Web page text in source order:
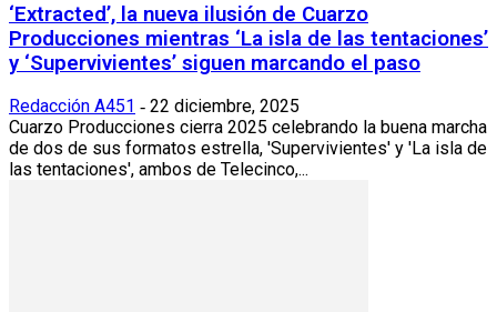
‘Extracted’, la nueva ilusión de Cuarzo
Producciones mientras ‘La isla de las tentaciones’
y ‘Supervivientes’ siguen marcando el paso
Redacción A451 - 22 diciembre, 2025
Cuarzo Producciones cierra 2025 celebrando la buena marcha
de dos de sus formatos estrella, 'Supervivientes' y 'La isla de
las tentaciones', ambos de Telecinco,...